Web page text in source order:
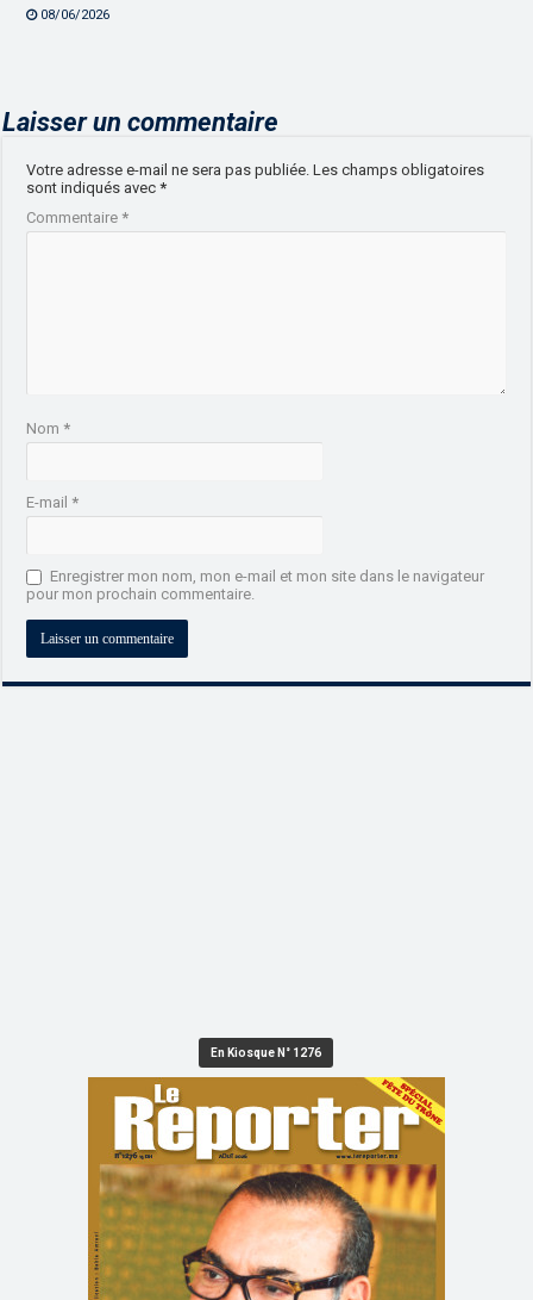
08/06/2026
Laisser un commentaire
Votre adresse e-mail ne sera pas publiée. Les champs obligatoires
sont indiqués avec*
Commentaire*
Nom*
E-mail*
Enregistrer mon nom, mon e-mail et mon site dans le navigateur
pour mon prochain commentaire.
En Kiosque N° 1276